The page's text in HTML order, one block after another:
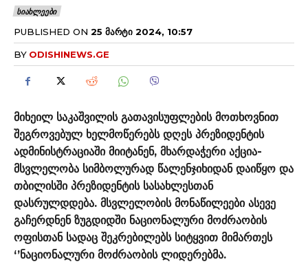
ᲡᲘᲐᲮᲚᲔᲔᲑᲘ
PUBLISHED ON 25 ᲛᲐᲠᲢᲘ 2024, 10:57
BY ODISHINEWS.GE
მიხეილ საკაშვილის გათავისუფლების მოთხოვნით
შეგროვებულ ხელმოწერებს დღეს პრეზიდენტის
ადმინისტრაციაში მიიტანენ, მხარდაჭერი აქცია-
მსვლელობა სიმბოლურად წალენჯიხიდან დაიწყო და
თბილისში პრეზიდენტის სასახლესთან
დასრულდდება. მსვლელობის მონაწილეები ასევე
გაჩერდნენ ზუგდიდში ნაციონალური მოძრაობის
ოფისთან სადაც შეკრებილებს სიტყვით მიმართეს
‘’ნაციონალური მოძრაობის ლიდერებმა.